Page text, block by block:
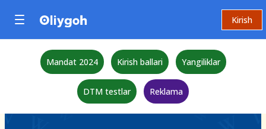
Kirish
Mandat 2024 Kirish ballari Yangiliklar
DTM testlar Reklama